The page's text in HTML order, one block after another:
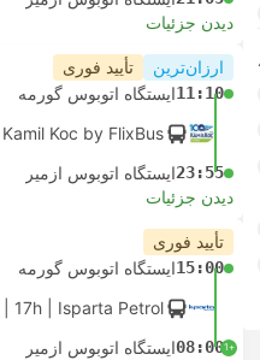
دیدن جزئیات
ارزان‌ترین تأیید فوری
11:10ایستگاه اتوبوس گورمه
Kamil Koc by FlixBus
23:55ایستگاه اتوبوس ازمیر
دیدن جزئیات
تأیید فوری
15:00ایستگاه اتوبوس گورمه
17h | Isparta Petrol
+1
08:00ایستگاه اتوبوس ازمیر